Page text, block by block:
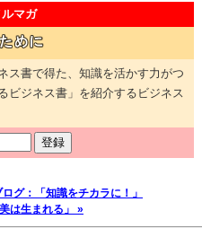
マガ
ス書で得た、知識を活かす力がつ
ビジネス書」を紹介するビジネス
グ：「知識をチカラに！」
は生まれる」 »